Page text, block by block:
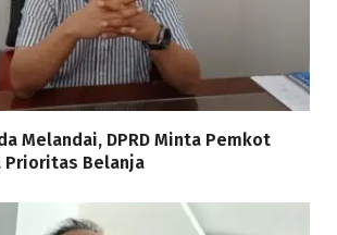
Melandai, DPRD Minta Pemkot
Prioritas Belanja